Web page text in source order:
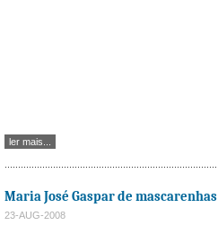
ler mais...
Maria José Gaspar de mascarenhas
23-AUG-2008